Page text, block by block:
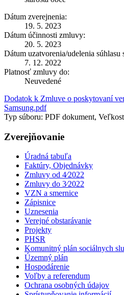
Dátum zverejnenia:
19. 5. 2023
Dátum účinnosti zmluvy:
20. 5. 2023
Dátum uzatvorenia/udelenia
7. 12. 2022
Platnosť zmluvy do:
Neuvedené
Dodatok k Zmluve o poskytovaní
Samsung.pdf
Typ súboru: PDF dokument,
Zverejňovanie
Úradná tabuľa
Faktúry, Objednávky
Zmluvy od 4⁄2022
Zmluvy do 3⁄2022
VZN a smernice
Zápisnice
Uznesenia
Verejné obstarávanie
Projekty
PHSR
Komunitný plán sociálnych
Územný plán
Hospodárenie
Voľby a referendum
Ochrana osobných údajov